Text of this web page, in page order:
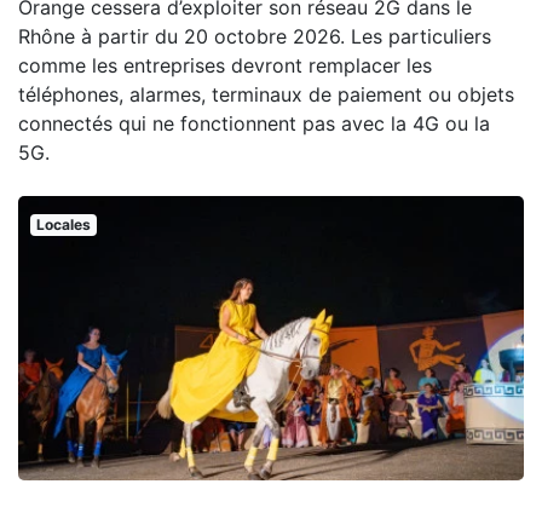
Orange cessera d’exploiter son réseau 2G dans le
Rhône à partir du 20 octobre 2026. Les particuliers
comme les entreprises devront remplacer les
téléphones, alarmes, terminaux de paiement ou objets
connectés qui ne fonctionnent pas avec la 4G ou la
5G.
Locales